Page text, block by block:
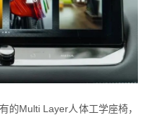
的Multi Layer人体工学座椅，